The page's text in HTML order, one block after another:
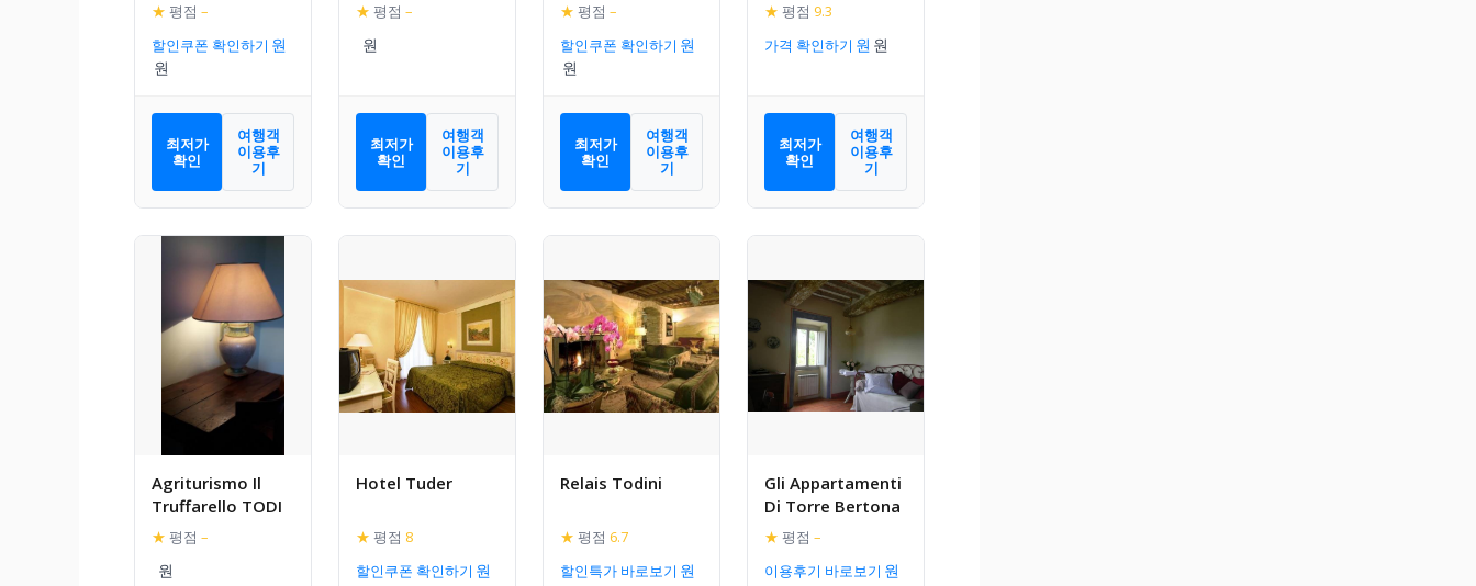
★ 평점 –
할인쿠폰 확인하기
최저가
확인
여행객
이용후
기
★ 평점 –
최저가
확인
여행객
이용후
기
★ 평점 –
할인쿠폰 확인하기
최저가
확인
여행객
이용후
기
★ 평점 9.3
가격 확인하기
최저가
확인
여행객
이용후
기
Agriturismo Il
Truffarello TODI
★ 평점 –
Hotel Tuder
★ 평점 8
할인쿠폰 확인하기
Relais Todini
★ 평점 6.7
할인특가 바로보기
Gli Appartamenti
Di Torre Bertona
★ 평점 –
이용후기 바로보기